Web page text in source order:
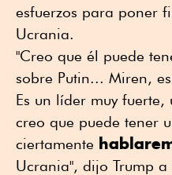
esfuerzos para poner
Ucrania.
"Creo que él puede
sobre Putin... Miren,
Es un líder muy
creo que puede tener
ciertamente
Ucrania", dijo Trump